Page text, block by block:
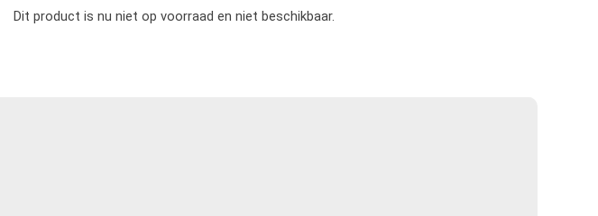
Dit product is nu niet op voorraad en niet beschikbaar.